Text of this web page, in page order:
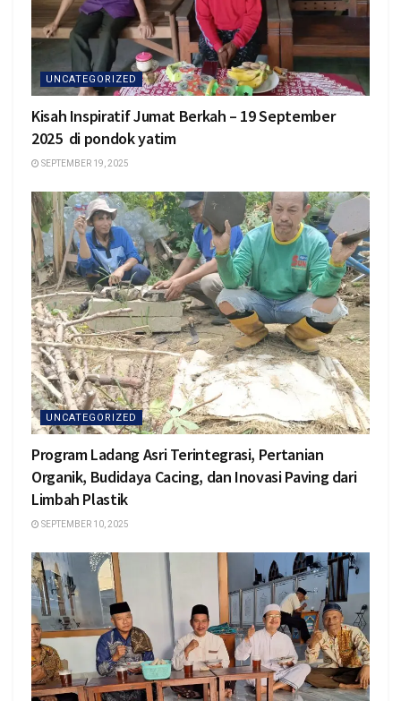
UNCATEGORIZED
Kisah Inspiratif Jumat Berkah – 19 September
2025 di pondok yatim
SEPTEMBER 19, 2025
UNCATEGORIZED
Program Ladang Asri Terintegrasi, Pertanian
Organik, Budidaya Cacing, dan Inovasi Paving dari
Limbah Plastik
SEPTEMBER 10, 2025